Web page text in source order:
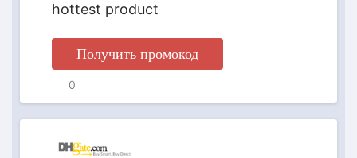
hottest product
Получить промокод
0
ПРОМОКОД